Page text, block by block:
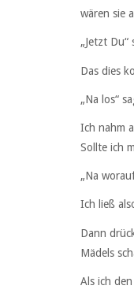
wären sie
„Jetzt
Das dies
„Na los“
Ich nahm
Sollte ich
„Na
Ich ließ
Dann
Mädels
Als ich